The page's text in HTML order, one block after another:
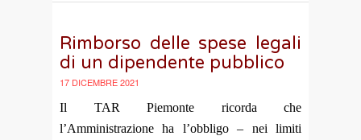
Rimborso delle spese legali
di un dipendente pubblico
17 DICEMBRE 2021
Il TAR Piemonte ricorda che
l’Amministrazione ha l’obbligo – nei limiti